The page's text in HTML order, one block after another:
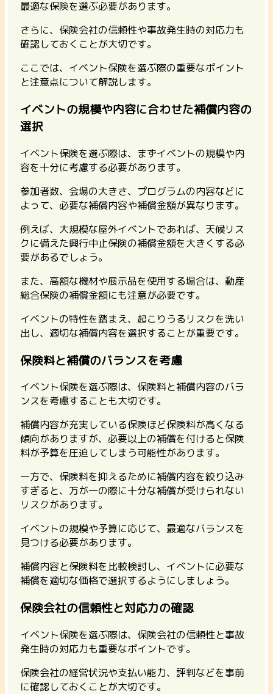
最適な保険を選ぶ必要があります。
さらに、保険会社の信頼性や事故発生時の対応力も
確認しておくことが大切です。
ここでは、イベント保険を選ぶ際の重要なポイント
と注意点について解説します。
イベントの規模や内容に合わせた補償内容の
選択
イベント保険を選ぶ際は、まずイベントの規模や内
容を十分に考慮する必要があります。
参加者数、会場の大きさ、プログラムの内容などに
よって、必要な補償内容や補償金額が異なります。
例えば、大規模な屋外イベントであれば、天候リス
クに備えた興行中止保険の補償金額を大きくする必
要があるでしょう。
また、高額な機材や展示品を使用する場合は、動産
総合保険の補償金額にも注意が必要です。
イベントの特性を踏まえ、起こりうるリスクを洗い
出し、適切な補償内容を選択することが重要です。
保険料と補償のバランスを考慮
イベント保険を選ぶ際は、保険料と補償内容のバラ
ンスを考慮することも大切です。
補償内容が充実している保険ほど保険料が高くなる
傾向がありますが、必要以上の補償を付けると保険
料が予算を圧迫してしまう可能性があります。
一方で、保険料を抑えるために補償内容を絞り込み
すぎると、万が一の際に十分な補償が受けられない
リスクがあります。
イベントの規模や予算に応じて、最適なバランスを
見つける必要があります。
補償内容と保険料を比較検討し、イベントに必要な
補償を適切な価格で選択するようにしましょう。
保険会社の信頼性と対応力の確認
イベント保険を選ぶ際は、保険会社の信頼性と事故
発生時の対応力も重要なポイントです。
保険会社の経営状況や支払い能力、評判などを事前
に確認しておくことが大切です。